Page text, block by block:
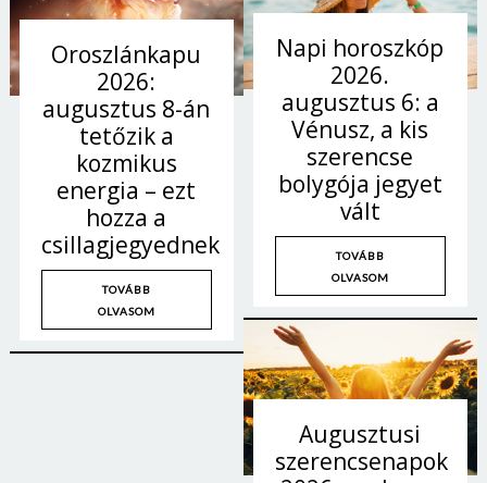
Oroszlánkapu
2026:
augusztus 8-án
tetőzik a
kozmikus
energia – ezt
hozza a
csillagjegyednek
TOVÁBB
OLVASOM
Napi horoszkóp
2026.
augusztus 6: a
Vénusz, a kis
szerencse
bolygója jegyet
vált
TOVÁBB
OLVASOM
Augusztusi
szerencsenapok